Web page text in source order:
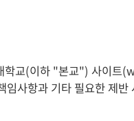
학교(이하 "본교") 사이
임사항과 기타 필요한 제